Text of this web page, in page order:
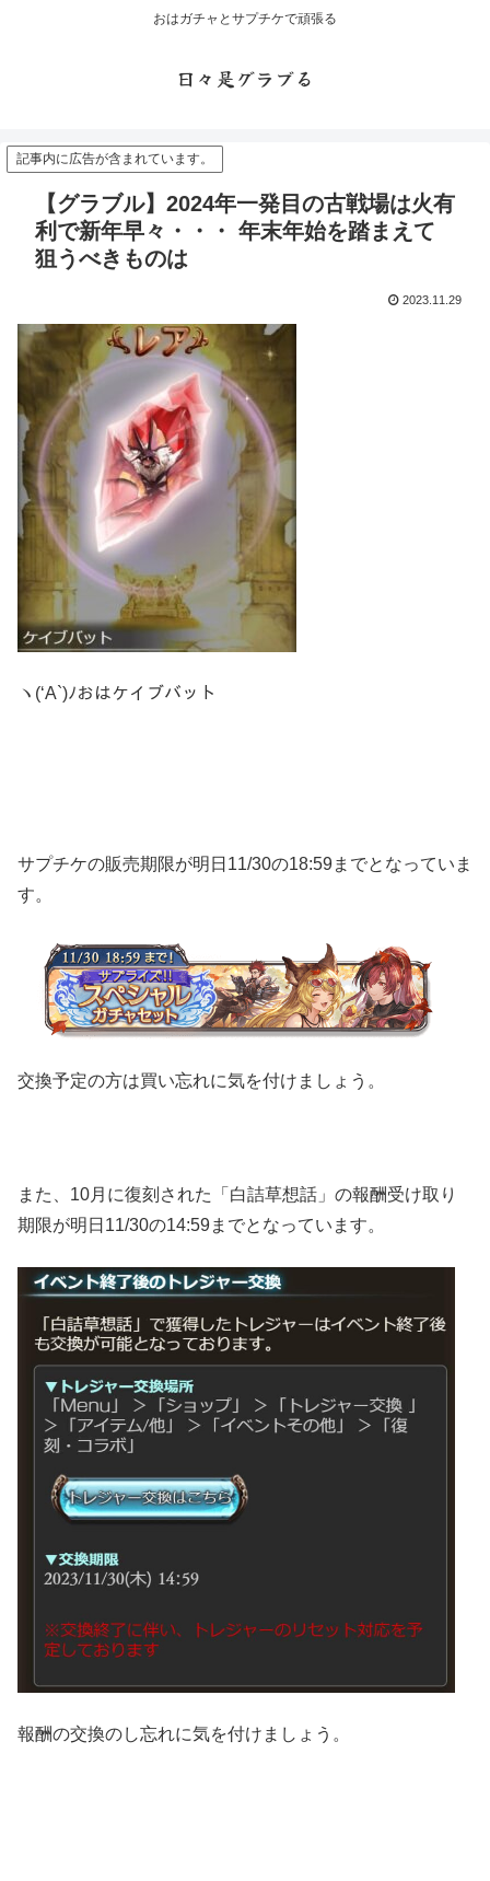
おはガチャとサプチケで頑張る
日々是グラブる
記事内に広告が含まれています。
【グラブル】2024年一発目の古戦場は火有
利で新年早々・・・ 年末年始を踏まえて
狙うべきものは
2023.11.29
ヽ(‘A`)ﾉおはケイブバット
サプチケの販売期限が明日11/30の18:59までとなっていま
す。
交換予定の方は買い忘れに気を付けましょう。
また、10月に復刻された「白詰草想話」の報酬受け取り
期限が明日11/30の14:59までとなっています。
報酬の交換のし忘れに気を付けましょう。